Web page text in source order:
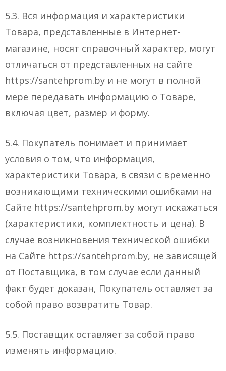
5.3. Вся информация и характеристики
Товара, представленные в Интернет-
магазине, носят справочный характер, могут
отличаться от представленных на сайте
https://santehprom.by и не могут в полной
мере передавать информацию о Товаре,
включая цвет, размер и форму.
5.4. Покупатель понимает и принимает
условия о том, что информация,
характеристики Товара, в связи с временно
возникающими техническими ошибками на
Сайте https://santehprom.by могут искажаться
(характеристики, комплектность и цена). В
случае возникновения технической ошибки
на Сайте https://santehprom.by, не зависящей
от Поставщика, в том случае если данный
факт будет доказан, Покупатель оставляет за
собой право возвратить Товар.
5.5. Поставщик оставляет за собой право
изменять информацию.